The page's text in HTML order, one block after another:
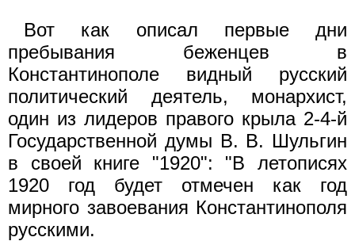
Вот как описал первые дни
пребывания беженцев в
Константинополе видный русский
политический деятель, монархист,
один из лидеров правого крыла 2-4-й
Государственной думы В. В. Шульгин
в своей книге "1920": "В летописях
1920 год будет отмечен как год
мирного завоевания Константинополя
русскими.